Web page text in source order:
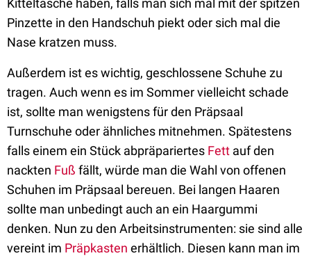
Kitteltasche haben, falls man sich mal mit der spitzen
Pinzette in den Handschuh piekt oder sich mal die
Nase kratzen muss.
Außerdem ist es wichtig, geschlossene Schuhe zu
tragen. Auch wenn es im Sommer vielleicht schade
ist, sollte man wenigstens für den Präpsaal
Turnschuhe oder ähnliches mitnehmen. Spätestens
falls einem ein Stück abpräpariertes Fett auf den
nackten Fuß fällt, würde man die Wahl von offenen
Schuhen im Präpsaal bereuen. Bei langen Haaren
sollte man unbedingt auch an ein Haargummi
denken. Nun zu den Arbeitsinstrumenten: sie sind alle
vereint im Präpkasten erhältlich. Diesen kann man im